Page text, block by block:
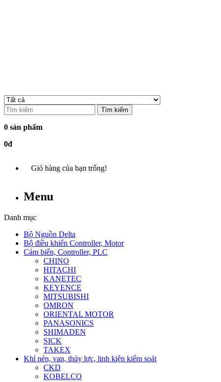
Tìm kiếm
0 sản phẩm
0đ
Giỏ hàng của bạn trống!
Menu
Danh mục
Bộ Nguồn Delta
Bộ điều khiển Controller, Motor
Cảm biến, Controller, PLC
CHINO
HITACHI
KANETEC
KEYENCE
MITSUBISHI
OMRON
ORIENTAL MOTOR
PANASONICS
SHIMADEN
SICK
TAKEX
Khí nén, van, thủy lực, linh kiện kiểm soát
CKD
KOBELCO